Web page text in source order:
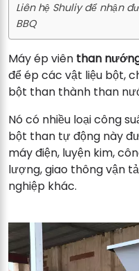
Liên hệ Shuliy để nhận
BBQ
Máy ép viên than
để ép các vật liệu bột,
bột than thành than
Nó có nhiều loại công
bột than tự động này
máy điện, luyện kim,
lượng, giao thông vận
nghiệp khác.